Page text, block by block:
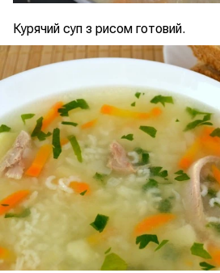
Курячий суп з рисом готовий.